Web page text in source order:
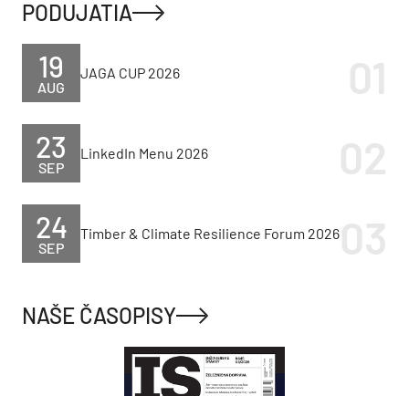
PODUJATIA
AUG
19 JAGA CUP 2026
SEP
23 LinkedIn Menu 2026
SEP
24 Timber & Climate Resilience Forum 2026
NAŠE ČASOPISY